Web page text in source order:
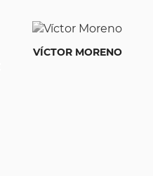
VÍCTOR MORENO